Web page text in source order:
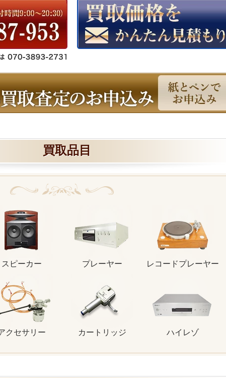
買取品目
スピーカー プレーヤー レコードプレーヤー
クセサリー カートリッジ ハイレゾ